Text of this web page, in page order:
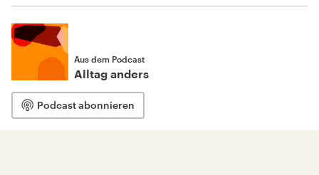
Aus dem Podcast
Alltag anders
Podcast abonnieren